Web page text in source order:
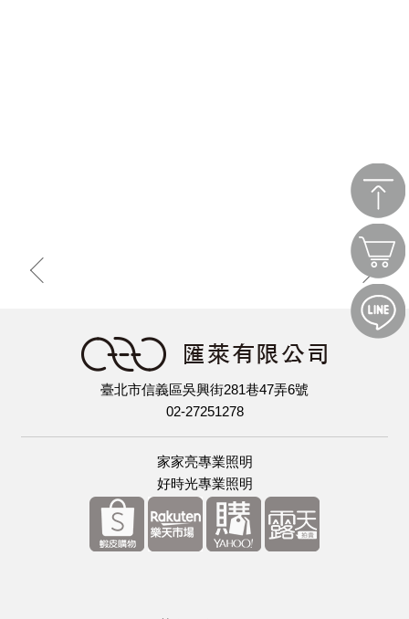
臺北市信義區吳興街281巷47弄6號
02-27251278
家家亮專業照明
好時光專業照明